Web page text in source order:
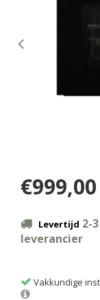
€999,00
Levertijd 2-
leverancier
Vakkundige